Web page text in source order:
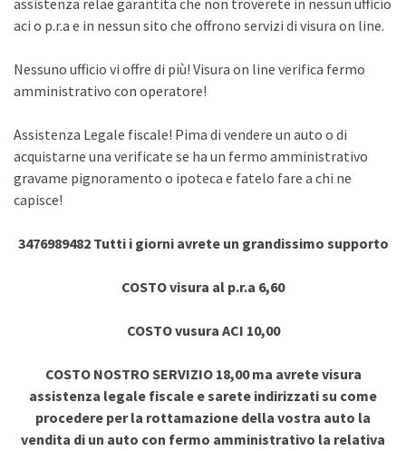
assistenza relae garantita che non troverete in nessun ufficio
aci o p.r.a e in nessun sito che offrono servizi di visura on line.
Nessuno ufficio vi offre di più! Visura on line verifica fermo
amministrativo con operatore!
Assistenza Legale fiscale! Pima di vendere un auto o di
acquistarne una verificate se ha un fermo amministrativo
gravame pignoramento o ipoteca e fatelo fare a chi ne
capisce!
3476989482 Tutti i giorni avrete un grandissimo supporto
COSTO visura al p.r.a 6,60
COSTO vusura ACI 10,00
COSTO NOSTRO SERVIZIO 18,00 ma avrete visura
assistenza legale fiscale e sarete indirizzati su come
procedere per la rottamazione della vostra auto la
vendita di un auto con fermo amministrativo la relativa